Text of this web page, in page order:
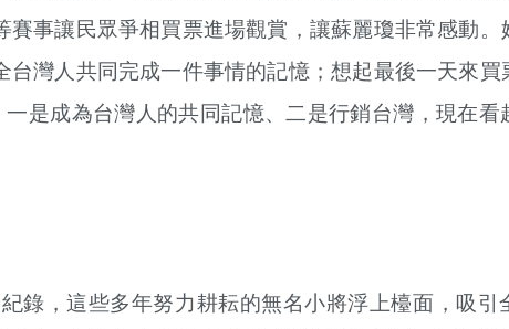
事讓民眾爭相買票進場觀賞，讓蘇麗瓊非常感動。
灣人共同完成一件事情的記憶；想起最後一天來買
是成為台灣人的共同記憶、二是行銷台灣，現在看
錄，這些多年努力耕耘的無名小將浮上檯面，吸引